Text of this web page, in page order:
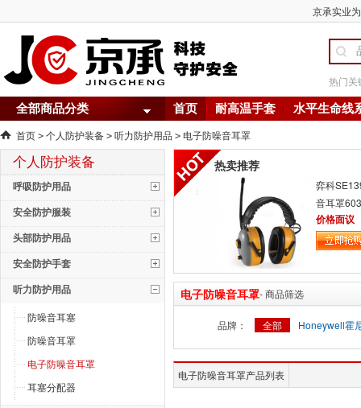
京承实业
热门关
全部商品分类 首页 耐高温手套 水平生命线
首页 > 个人防护装备 > 听力防护用品 > 电子防噪音耳罩
个人防护装备
呼吸防护用品
安全防护服装
头部防护用品
安全防护手套
听力防护用品
防噪音耳塞
防噪音耳罩
电子防噪音耳罩
耳塞分配器
热卖推荐
弈科
音耳罩
价格面议
电子防噪音耳罩- 商品筛选
品牌： 全部 Honeywell霍
电子防噪音耳罩产品列表